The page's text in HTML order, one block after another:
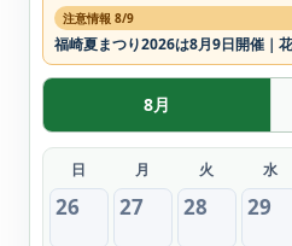
注意情報 8/9
福崎夏まつり2026は8月9日開催｜
8月
日 月 火 水
26 27 28 29